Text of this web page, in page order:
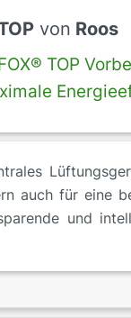
von Roos
TOP
auch für eine
und